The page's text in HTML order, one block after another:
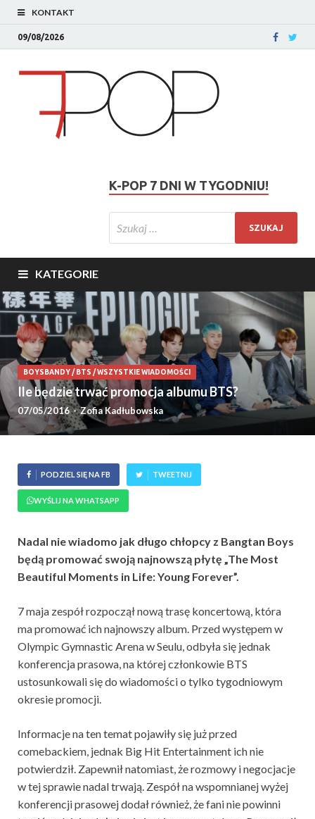
KONTAKT
09/08/2026
K-POP 7 DNI W TYGODNIU!
KATEGORIE
BOYSBANDY/BTS /WSZYSTKIE WIADOMOŚCI
Ile będzie trwać promocja albumu BTS?
07/05/2016-Zofia Kadłubowska
PODZIEL SIĘ NA FB TWEETNIJ
WYŚLIJ NA WHATSAPP
Nadal nie wiadomo jak długo chłopcy z Bangtan Boys
będą promować swoją najnowszą płytę „The Most
Beautiful Moments in Life: Young Forever”.
7 maja zespół rozpoczął nową trasę koncertową, która
ma promować ich najnowszy album. Przed występem w
Olympic Gymnastic Arena w Seulu, odbyła się jednak
konferencja prasowa, na której członkowie BTS
ustosunkowali się do wiadomości o tylko tygodniowym
okresie promocji.
Informacje na ten temat pojawiły się już przed
comebackiem, jednak Big Hit Entertainment ich nie
potwierdził. Zapewnił natomiast, że rozmowy i negocjacje
w tej sprawie nadal trwają. Zespół na wspomnianej wyżej
konferencji prasowej dodał również, że fani nie powinni